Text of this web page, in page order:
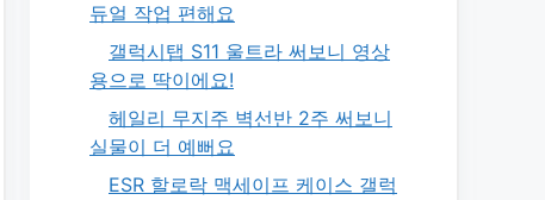
듀얼 작업 편해요
갤럭시탭 S11 울트라 써보니 영상
용으로 딱이에요!
헤일리 무지주 벽선반 2주 써보니
실물이 더 예뻐요
ESR 할로락 맥세이프 케이스 갤럭